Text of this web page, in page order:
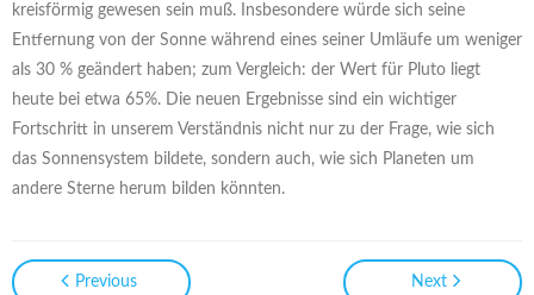
kreisförmig gewesen sein muß. Insbesondere würde sich seine
Entfernung von der Sonne während eines seiner Umläufe um weniger
als 30 % geändert haben; zum Vergleich: der Wert für Pluto liegt
heute bei etwa 65%. Die neuen Ergebnisse sind ein wichtiger
Fortschritt in unserem Verständnis nicht nur zu der Frage, wie sich
das Sonnensystem bildete, sondern auch, wie sich Planeten um
andere Sterne herum bilden könnten.
Previous Next